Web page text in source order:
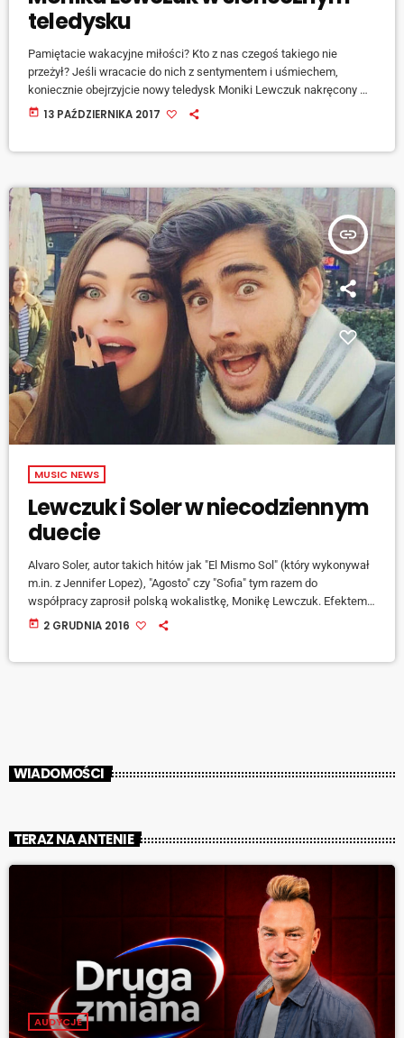
teledysku
Pamiętacie wakacyjne miłości? Kto z nas czegoś takiego nie
przeżył? Jeśli wracacie do nich z sentymentem i uśmiechem,
koniecznie obejrzyjcie nowy teledysk Moniki Lewczuk nakręcony w
słonecznej Chorwacji. Piosenka "Namieszałeś" jest zapowiedzią
& Dirty", którą […]
today 13 PAŹDZIERNIKA 2017
insert_link
MUSIC NEWS
Lewczuk i Soler w niecodziennym
duecie
Alvaro Soler, autor takich hitów jak "El Mismo Sol" (który wykonywał
m.in. z Jennifer Lopez), "Agosto" czy "Sofia" tym razem do
współpracy zaprosił polską wokalistkę, Monikę Lewczuk. Efektem
ich współpracy jest singiel "Libre", który bez wątpienia rozgrzeje nas
today 2 GRUDNIA 2016
WIADOMOŚCI
TERAZ NA ANTENIE
AUDYCJE